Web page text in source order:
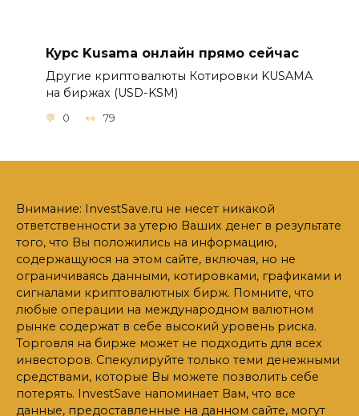
Курс Kusama онлайн прямо сейчас
Другие криптовалюты Котировки KUSAMA
на биржах (USD-KSM)
0 79
Внимание: InvestSave.ru не несет никакой
ответственности за утерю Ваших денег в результате
того, что Вы положились на информацию,
содержащуюся на этом сайте, включая, но не
ограничиваясь данными, котировками, графиками и
сигналами криптовалютных бирж. Помните, что
любые операции на международном валютном
рынке содержат в себе высокий уровень риска.
Торговля на бирже может не подходить для всех
инвесторов. Спекулируйте только теми денежными
средствами, которые Вы можете позволить себе
потерять. InvestSave напоминает Вам, что все
данные, предоставленные на данном сайте, могут